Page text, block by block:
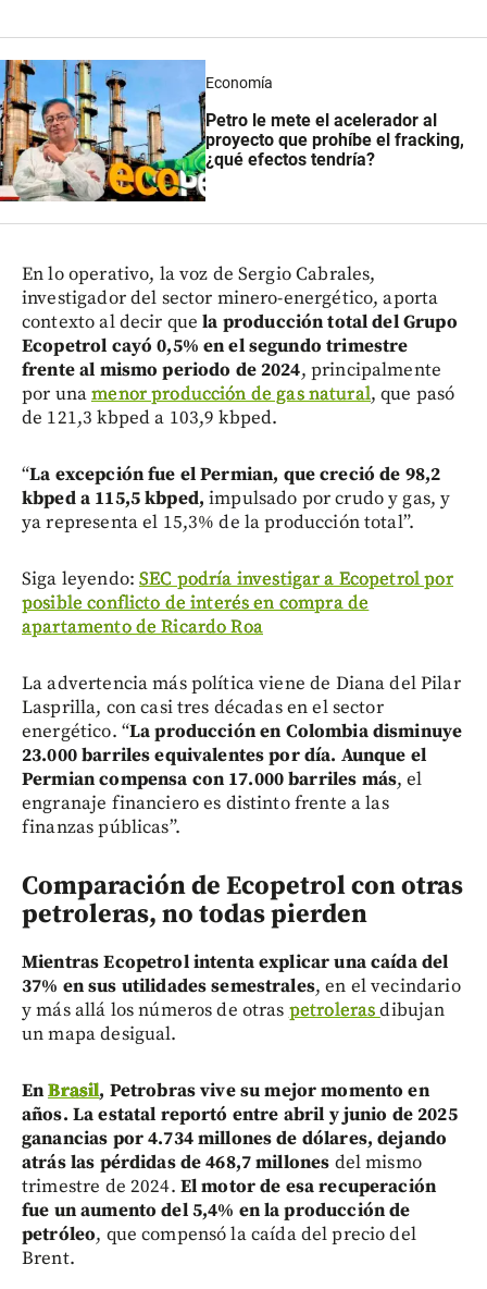
Economía
Petro le mete el acelerador al
proyecto que prohíbe el fracking,
¿qué efectos tendría?
En lo operativo, la voz de Sergio Cabrales,
investigador del sector minero-energético, aporta
contexto al decir quela producción total del Grupo
Ecopetrol cayó 0,5% en el segundo trimestre
frente al mismo periodo de 2024, principalmente
por unamenor producción de gas natural, que pasó
de 121,3 kbped a 103,9 kbped.
“La excepción fue el Permian, que creció de 98,2
kbped a 115,5 kbped, impulsado por crudo y gas, y
ya representa el 15,3% de la producción total”.
Siga leyendo:SEC podría investigar a Ecopetrol por
posible conflicto de interés en compra de
apartamento de Ricardo Roa
La advertencia más política viene de Diana del Pilar
Lasprilla, con casi tres décadas en el sector
energético. “La producción en Colombia disminuye
23.000 barriles equivalentes por día. Aunque el
Permian compensa con 17.000 barriles más, el
engranaje financiero es distinto frente a las
finanzas públicas”.
Comparación de Ecopetrol con otras
petroleras, no todas pierden
Mientras Ecopetrol intenta explicar una caída del
37% en sus utilidades semestrales, en el vecindario
y más allá los números de otras petrolerasdibujan
un mapa desigual.
EnBrasil, Petrobras vive su mejor momento en
años. La estatal reportó entre abril y junio de 2025
ganancias por 4.734 millones de dólares, dejando
atrás las pérdidas de 468,7 millones del mismo
trimestre de 2024. El motor de esa recuperación
fue un aumento del 5,4% en la producción de
petróleo, que compensó la caída del precio del
Brent.